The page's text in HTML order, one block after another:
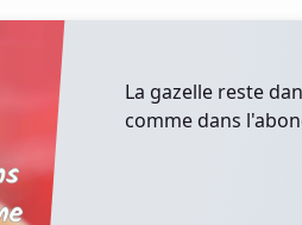
La gazelle reste
comme dans